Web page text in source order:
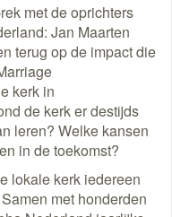
met de oprichters
Jan Maarten
terug op de impact die
kerk in
de kerk er destijds
leren? Welke kansen
in de toekomst?
lokale kerk iedereen
met honderden